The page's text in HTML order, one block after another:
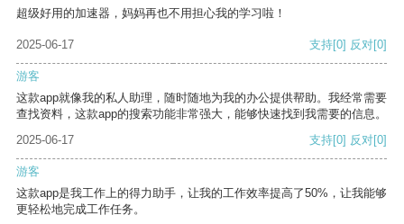
超级好用的加速器，妈妈再也不用担心我的学习啦！
2025-06-17 支持[0] 反对[0]
游客
这款app就像我的私人助理，随时随地为我的办公提供帮助。我经常需要
查找资料，这款app的搜索功能非常强大，能够快速找到我需要的信息。
2025-06-17
支持[0] 反对[0]
游客
这款app是我工作上的得力助手，让我的工作效率提高了50%，让我能够
更轻松地完成工作任务。